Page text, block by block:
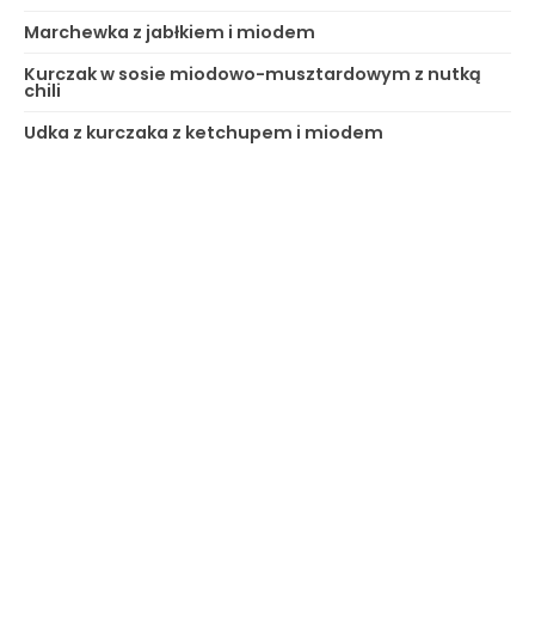
Marchewka z jabłkiem i miodem
Kurczak w sosie miodowo-musztardowym z nutką
chili
Udka z kurczaka z ketchupem i miodem